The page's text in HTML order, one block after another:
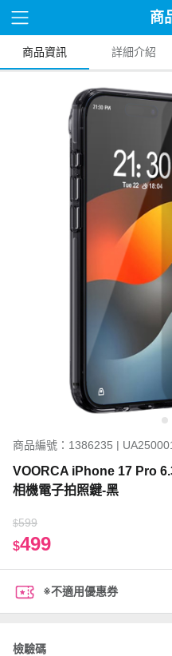
商
商品資訊 詳細介紹
商品編號：1386235 |
VOORCA iPhone 17 Pro
相機電子拍照鍵-黑
$599
$499
※不適用優惠券
檢驗碼